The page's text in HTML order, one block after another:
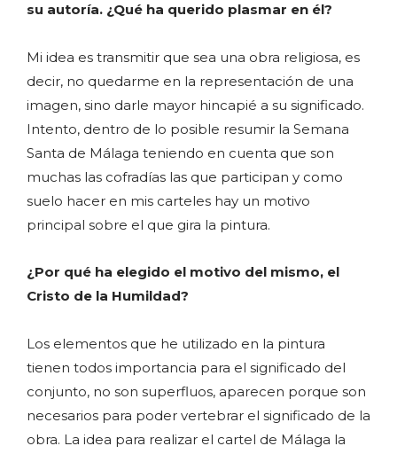
su autoría. ¿Qué ha querido plasmar en él?
Mi idea es transmitir que sea una obra religiosa, es
decir, no quedarme en la representación de una
imagen, sino darle mayor hincapié a su significado.
Intento, dentro de lo posible resumir la Semana
Santa de Málaga teniendo en cuenta que son
muchas las cofradías las que participan y como
suelo hacer en mis carteles hay un motivo
principal sobre el que gira la pintura.
¿Por qué ha elegido el motivo del mismo, el
Cristo de la Humildad?
Los elementos que he utilizado en la pintura
tienen todos importancia para el significado del
conjunto, no son superfluos, aparecen porque son
necesarios para poder vertebrar el significado de la
obra. La idea para realizar el cartel de Málaga la